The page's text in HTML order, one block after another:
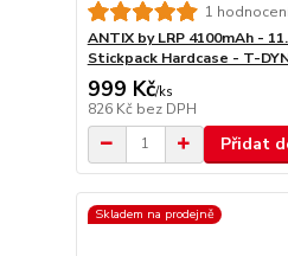
1
ANTIX by LRP 4100mAh -
Stickpack Hardcase - T-
999 Kč/ks
826 Kč bez DPH
Přidat
Skladem na prodejně